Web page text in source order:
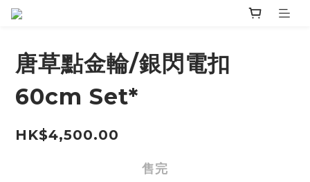
唐草點金輪/銀閃電扣
60cm Set*
HK$4,500.00
售完